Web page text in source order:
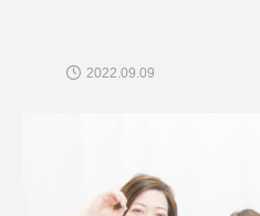
2022.09.09